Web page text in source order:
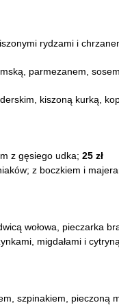
rydzami i
parmezanem,
kiszoną kurką,
z gęsiego udka; 25 zł
z boczkiem i
wołowa, pieczarka
migdałami i
szpinakiem, pieczoną